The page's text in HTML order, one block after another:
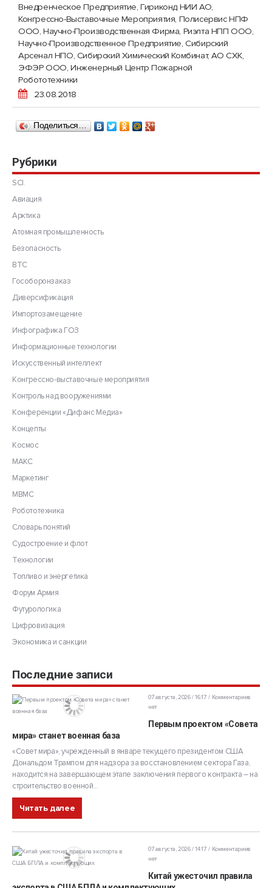
Внедренческое Предприятие,Гириконд НИИ АО,
Конгрессно-Выставочные Мероприятия, Полисервис НПФ
ООО, Научно-Производственная Фирма, Риэлта НПП ООО,
Научно-Производственное Предприятие,Сибирский
Арсенал НПО, Сибирский Химический Комбинат, АО СХК,
ЭФЭР ООО, Инженерный Центр Пожарной
Робототехники
23.08.2018
Поделиться…
Рубрики
SCI.
Авиация
Арктика
Атомная промышленность
Безопасность
ВТС
Гособоронзаказ
Диверсификация
Импортозамещение
Инфографика ГОЗ
Информационные технологии
Искусственный интеллект
Конгрессно-выставочные мероприятия
Контроль над вооружениями
Конференции «Дифанс Медиа»
Концепты
Космос
МАКС
Маркетинг
МВМС
Робототехника
Словарь понятий
Судостроение и флот
Технологии
Топливо и энергетика
Форум Армия
Футурологика
Цифровизация
Экономика и санкции
Последние записи
07 августа, 2026 / 16:17
Комментариев
нет
Первым проектом «Совета
мира» станет военная база
«Совет мира», учрежденный в январе текущего президентом США
Дональдом Трампом для надзора за восстановлением сектора Газа,
находится на завершающем этапе заключения первого контракта – на
строительство военной...
Читать далее
07 августа, 2026 / 14:17
Комментариев
нет
Китай ужесточил правила